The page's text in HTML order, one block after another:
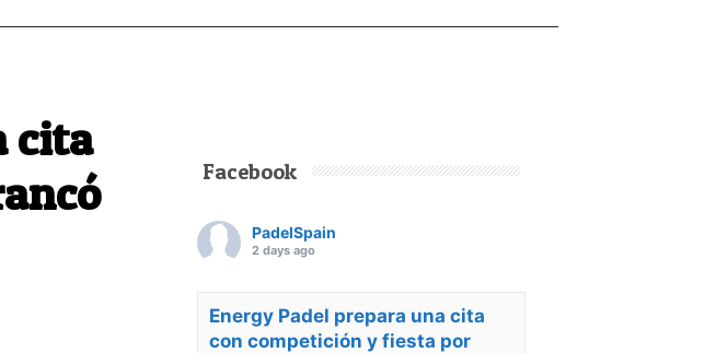
cita
Facebook
PadelSpain
2 days ago
Energy Padel prepara una cita
con competición y fiesta por